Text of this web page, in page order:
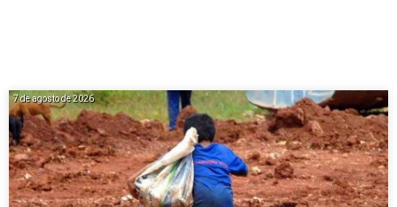
7 de agosto de 2026